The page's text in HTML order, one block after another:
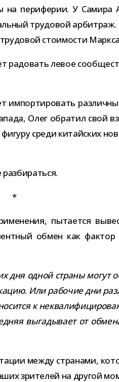
на пери­фе­рии. У
тру­до­вой
сто­и­мо­сти
радо­вать левое
Олег обра­тил свой
среди китай­ских
*
пыта­ется
обмен как фак­тор
одной страны могут
Или рабо­чие дни
к
выга­ды­вает от
между стра­нами,
зри­те­лей на дру­гой